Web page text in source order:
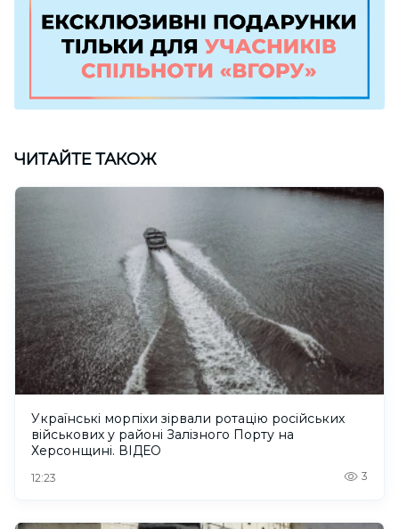
ЧИТАЙТЕ ТАКОЖ
Українські морпіхи зірвали ротацію російських
військових у районі Залізного Порту на
Херсонщині. ВІДЕО
12:23 3